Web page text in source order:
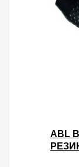
ABL